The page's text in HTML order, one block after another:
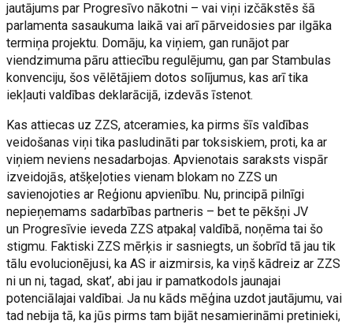
jautājums par Progresīvo nākotni – vai viņi izčākstēs šā
parlamenta sasaukuma laikā vai arī pārveidosies par ilgāka
termiņa projektu. Domāju, ka viņiem, gan runājot par
viendzimuma pāru attiecību regulējumu, gan par Stambulas
konvenciju, šos vēlētājiem dotos solījumus, kas arī tika
iekļauti valdības deklarācijā, izdevās īstenot.
Kas attiecas uz ZZS, atceramies, ka pirms šīs valdības
veidošanas viņi tika pasludināti par toksiskiem, proti, ka ar
viņiem neviens nesadarbojas. Apvienotais saraksts vispār
izveidojās, atšķeļoties vienam blokam no ZZS un
savienojoties ar Reģionu apvienību. Nu, principā pilnīgi
nepieņemams sadarbības partneris – bet te pēkšņi JV
un Progresīvie ieveda ZZS atpakaļ valdībā, noņēma tai šo
stigmu. Faktiski ZZS mērķis ir sasniegts, un šobrīd tā jau tik
tālu evolucionējusi, ka AS ir aizmirsis, ka viņš kādreiz ar ZZS
ni un ni, tagad, skat’, abi jau ir pamatkodols jaunajai
potenciālajai valdībai. Ja nu kāds mēģina uzdot jautājumu, vai
tad nebija tā, ka jūs pirms tam bijāt nesamierināmi pretinieki,